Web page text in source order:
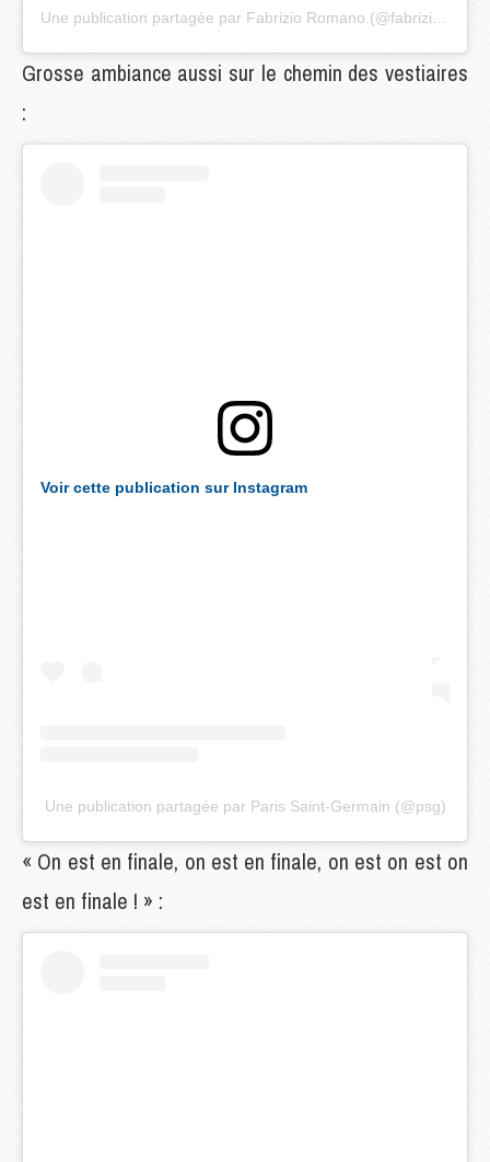
Grosse ambiance aussi sur le chemin des vestiaires
:
Voir cette publication sur Instagram
Une publication partagée par Paris Saint-Germain (@psg)
« On est en finale, on est en finale, on est on est on
est en finale ! » :